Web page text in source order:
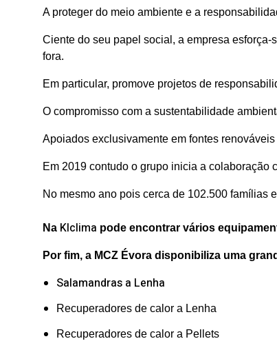
A proteger do meio ambiente e a
Ciente do seu papel social, a empresa
fora.
Em particular, promove projetos de
O compromisso com a sustentabilidade
Apoiados exclusivamente em fontes
Em 2019 contudo o grupo inicia a
No mesmo ano pois cerca de 102.500 famílias
Na Klclima pode encontrar vários
Por fim, a MCZ Évora disponibiliza uma
Salamandras a Lenha
Recuperadores de calor a Lenha
Recuperadores de calor a Pellets